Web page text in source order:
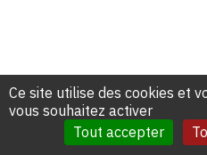
Ce site utilise des cookies et
vous souhaitez activer
Tout accepter